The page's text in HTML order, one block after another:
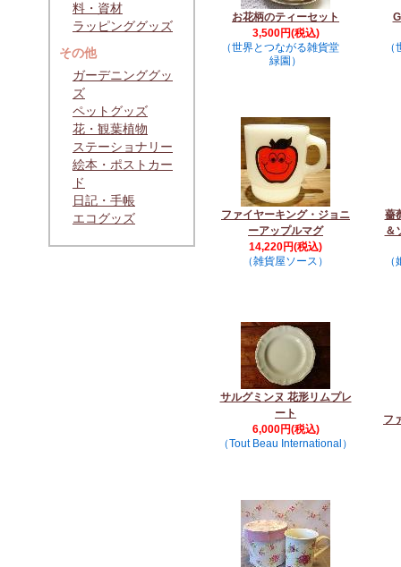
料・資材
ラッピンググッズ
その他
ガーデニンググッ
ズ
ペットグッズ
花・観葉植物
ステーショナリー
絵本・ポストカー
ド
日記・手帳
エコグッズ
お花柄のティーセット
3,500円(税込)
（世界とつながる雑貨堂
緑園）
ファイヤーキング・ジョニ
ーアップルマグ
14,220円(税込)
（雑貨屋ソース）
薔
＆
サルグミンヌ 花形リムプレ
ート
6,000円(税込)
（Tout Beau International）
フ